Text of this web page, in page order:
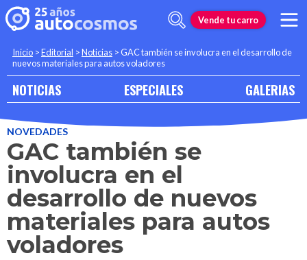
Vende tu carro
Inicio >Editorial >Noticias >GAC también se involucra en el desarrollo de
nuevos materiales para autos voladores
NOTICIAS ESPECIALES GALERIAS
NOVEDADES
GAC también se
involucra en el
desarrollo de nuevos
materiales para autos
voladores